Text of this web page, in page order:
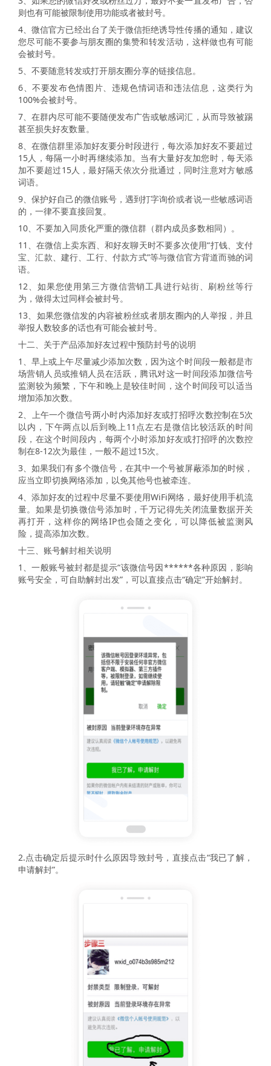
则也有可能被限制使用功能或者被封号。
4、微信官方已经出台了关于微信拒绝诱导性传播的通知，建议
您尽可能不要参与朋友圈的集赞和转发活动，这样做也有可能
会被封号。
5、不要随意转发或打开朋友圈分享的链接信息。
6、不要发布色情图片、违规色情词语和违法信息，这类行为
100%会被封号。
7、在群内尽可能不要随便发布广告或敏感词汇，从而导致被踢
甚至损失好友数量。
8、在微信群里添加好友要分时段进行，每次添加好友不要超过
15人，每隔一小时再继续添加。当有大量好友加您时，每天添
加不要超过15人，最好隔天依次分批通过，同时注意对方敏感
词语。
9、保护好自己的微信账号，遇到打字询价或者说一些敏感词语
的，一律不要直接回复。
10、不要加入同质化严重的微信群（群内成员多数相同）。
11、在微信上卖东西、和好友聊天时不要多次使用“打钱、支付
宝、汇款、建行、工行、付款方式”等与微信官方背道而驰的词
语。
12、如果您使用第三方微信营销工具进行站街、刷粉丝等行
为，做得太过同样会被封号。
13、如果您微信发的内容被粉丝或者朋友圈内的人举报，并且
举报人数较多的话也有可能会被封号。
十二、关于产品添加好友过程中预防封号的说明
1、早上或上午尽量减少添加次数，因为这个时间段一般都是市
场营销人员或推销人员在活跃，腾讯对这一时间段添加微信号
监测较为频繁，下午和晚上是较佳时间，这个时间段可以适当
增加添加次数。
2、上午一个微信号两小时内添加好友或打招呼次数控制在5次
以内，下午两点以后到晚上11点左右是微信比较活跃的时间
段，在这个时间段内，每两个小时添加好友或打招呼的次数控
制在8-12次为最佳，一般不超过15次。
3、如果我们有多个微信号，在其中一个号被屏蔽添加的时候，
应当立即切换网络添加，以免其他号也被牵连。
4、添加好友的过程中尽量不要使用WiFi网络，最好使用手机流
量。如果是切换微信号添加时，千万记得先关闭流量数据开关
再打开，这样你的网络IP也会随之变化，可以降低被监测风
险，提高添加次数。
十三、账号解封相关说明
1、一般账号被封都是提示“该微信号因******各种原因，影响
账号安全，可自助解封出发”，可以直接点击“确定”开始解封。
2.点击确定后提示时什么原因导致封号，直接点击“我已了解，
申请解封”。